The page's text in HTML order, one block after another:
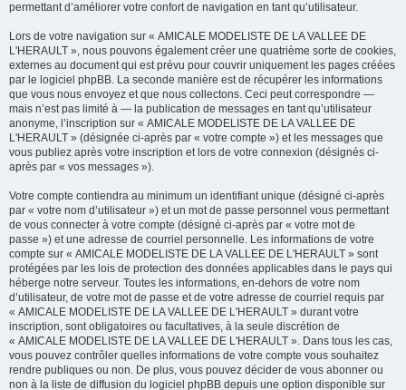
permettant d’améliorer votre confort de navigation en tant qu’utilisateur.
Lors de votre navigation sur « AMICALE MODELISTE DE LA VALLEE DE
L'HERAULT », nous pouvons également créer une quatrième sorte de cookies,
externes au document qui est prévu pour couvrir uniquement les pages créées
par le logiciel phpBB. La seconde manière est de récupérer les informations
que vous nous envoyez et que nous collectons. Ceci peut correspondre —
mais n’est pas limité à — la publication de messages en tant qu’utilisateur
anonyme, l’inscription sur « AMICALE MODELISTE DE LA VALLEE DE
L'HERAULT » (désignée ci-après par « votre compte ») et les messages que
vous publiez après votre inscription et lors de votre connexion (désignés ci-
après par « vos messages »).
Votre compte contiendra au minimum un identifiant unique (désigné ci-après
par « votre nom d’utilisateur ») et un mot de passe personnel vous permettant
de vous connecter à votre compte (désigné ci-après par « votre mot de
passe ») et une adresse de courriel personnelle. Les informations de votre
compte sur « AMICALE MODELISTE DE LA VALLEE DE L'HERAULT » sont
protégées par les lois de protection des données applicables dans le pays qui
héberge notre serveur. Toutes les informations, en-dehors de votre nom
d’utilisateur, de votre mot de passe et de votre adresse de courriel requis par
« AMICALE MODELISTE DE LA VALLEE DE L'HERAULT » durant votre
inscription, sont obligatoires ou facultatives, à la seule discrétion de
« AMICALE MODELISTE DE LA VALLEE DE L'HERAULT ». Dans tous les cas,
vous pouvez contrôler quelles informations de votre compte vous souhaitez
rendre publiques ou non. De plus, vous pouvez décider de vous abonner ou
non à la liste de diffusion du logiciel phpBB depuis une option disponible sur